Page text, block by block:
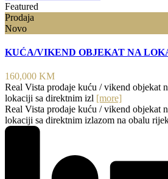
Featured
Prodaja
Novo
KUĆA/VIKEND OBJEKAT NA
160,000 KM
Real Vista prodaje kuću / vikend objekat
lokaciji sa direktnim izl [more]
Real Vista prodaje kuću / vikend objekat
lokaciji sa direktnim izlazom na obalu